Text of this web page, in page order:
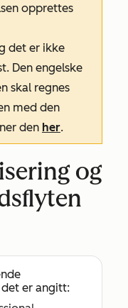
opprettes
det er ikke
Den engelske
skal regnes
med den
den her.
og
er angitt: